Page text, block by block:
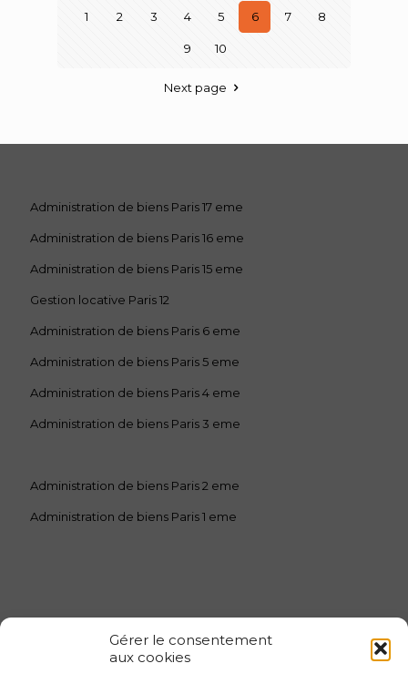
Gérer le consentement
aux cookies
1 2 3 4 5 6 7 8
9 10
Next page
Administration de biens Paris 17 eme
Administration de biens Paris 16 eme
Administration de biens Paris 15 eme
Gestion locative Paris 12
Administration de biens Paris 6 eme
Administration de biens Paris 5 eme
Administration de biens Paris 4 eme
Administration de biens Paris 3 eme
Administration de biens Paris 2 eme
Administration de biens Paris 1 eme